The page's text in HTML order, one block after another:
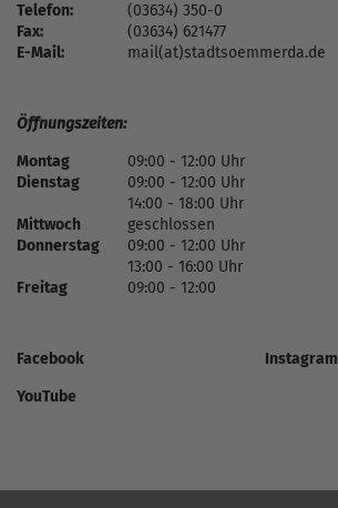
Telefon:
(03634) 350-0
Fax:
(03634) 621477
E-Mail:
mail(at)stadtsoemmerda.de
Öffnungszeiten:
Montag
09:00 - 12:00 Uhr
Dienstag
09:00 - 12:00 Uhr
14:00 - 18:00 Uhr
Mittwoch
geschlossen
Donnerstag
09:00 - 12:00 Uhr
13:00 - 16:00 Uhr
Freitag
09:00 - 12:00
Facebook
Instagram
YouTube